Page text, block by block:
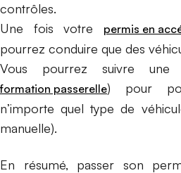
contrôles.
Une fois votre
permis en
pourrez conduire que des
Vous pourrez suivre
formation passerelle) pour
n’importe quel type de
manuelle).
En résumé, passer son